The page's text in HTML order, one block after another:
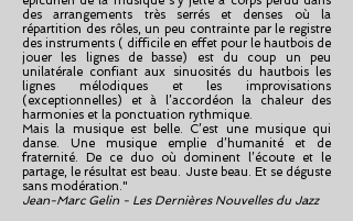
des arrangements très serrés et denses où la
répartition des rôles, un peu contrainte par le registre
des instruments ( difficile en effet pour le hautbois de
jouer les lignes de basse) est du coup un peu
unilatérale confiant aux sinuosités du hautbois les
lignes mélodiques et les improvisations
(exceptionnelles) et à l’accordéon la chaleur des
harmonies et la ponctuation rythmique.
Mais la musique est belle. C’est une musique qui
danse. Une musique emplie d’humanité et de
fraternité. De ce duo où dominent l’écoute et le
partage, le résultat est beau. Juste beau. Et se déguste
sans modération."
Jean-Marc Gelin - Les Dernières Nouvelles du Jazz